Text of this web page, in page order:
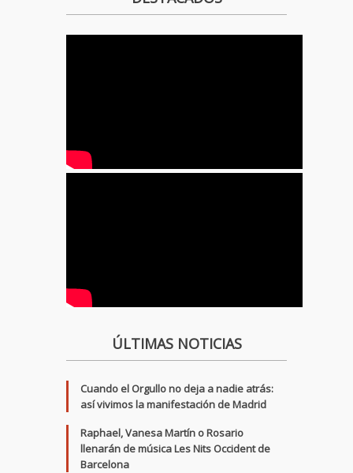
ÚLTIMAS NOTICIAS
Cuando el Orgullo no deja a nadie atrás:
así vivimos la manifestación de Madrid
Raphael, Vanesa Martín o Rosario
llenarán de música Les Nits Occident de
Barcelona